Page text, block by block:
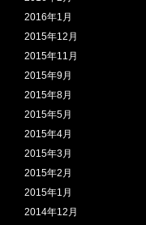
2016年1月
2015年12月
2015年11月
2015年9月
2015年8月
2015年5月
2015年4月
2015年3月
2015年2月
2015年1月
2014年12月